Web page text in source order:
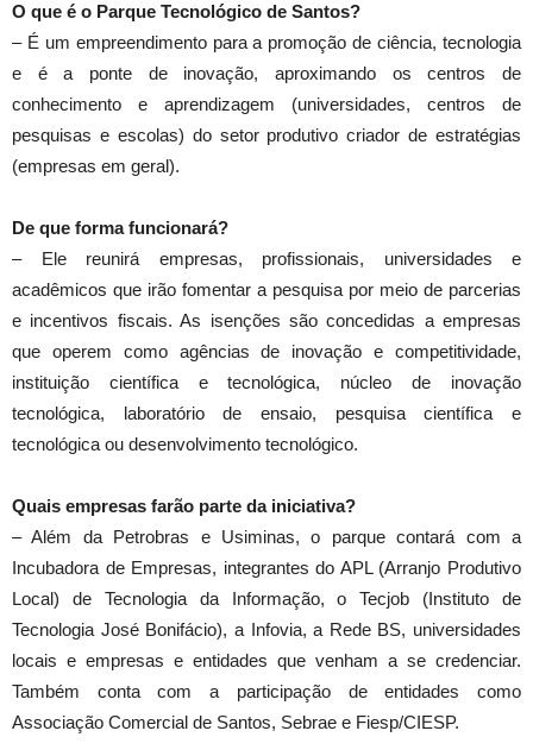
O que é o Parque Tecnológico de Santos?
– É um empreendimento para a promoção de ciência, tecnologia
e é a ponte de inovação, aproximando os centros de
conhecimento e aprendizagem (universidades, centros de
pesquisas e escolas) do setor produtivo criador de estratégias
(empresas em geral).
De que forma funcionará?
– Ele reunirá empresas, profissionais, universidades e
acadêmicos que irão fomentar a pesquisa por meio de parcerias
e incentivos fiscais. As isenções são concedidas a empresas
que operem como agências de inovação e competitividade,
instituição científica e tecnológica, núcleo de inovação
tecnológica, laboratório de ensaio, pesquisa científica e
tecnológica ou desenvolvimento tecnológico.
Quais empresas farão parte da iniciativa?
– Além da Petrobras e Usiminas, o parque contará com a
Incubadora de Empresas, integrantes do APL (Arranjo Produtivo
Local) de Tecnologia da Informação, o Tecjob (Instituto de
Tecnologia José Bonifácio), a Infovia, a Rede BS, universidades
locais e empresas e entidades que venham a se credenciar.
Também conta com a participação de entidades como
Associação Comercial de Santos, Sebrae e Fiesp/CIESP.